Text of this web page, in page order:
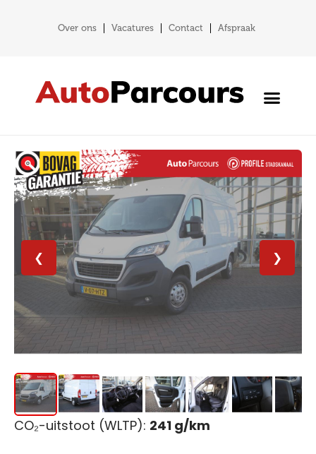
Over ons Vacatures Contact Afspraak
❮ ❯
CO₂-uitstoot (WLTP): 241 g/km